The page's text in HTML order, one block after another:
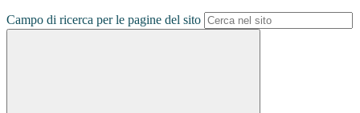
Campo di ricerca per le pagine del sito